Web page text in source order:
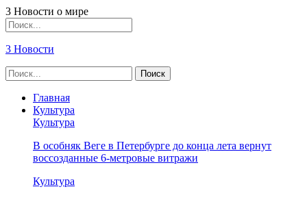
3 Новости о мире
3 Новости
Главная
Культура
Культура
В особняк Веге в Петербурге до конца лета вернут
воссозданные 6-метровые витражи
Культура